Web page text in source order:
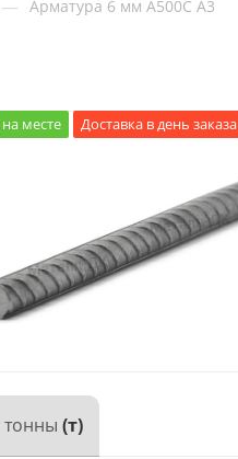
— Арматура 6 мм А500С А3
месте Доставка в день заказа
тонны (т)